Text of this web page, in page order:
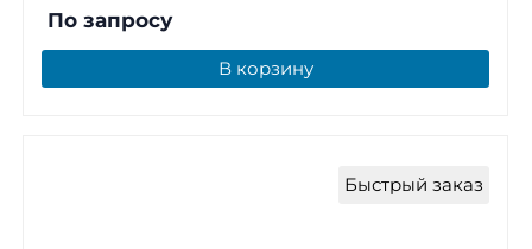
По запросу
В корзину
Быстрый заказ